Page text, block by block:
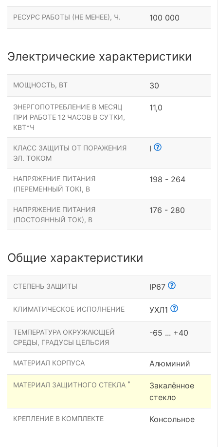
РЕСУРС РАБОТЫ (НЕ МЕНЕЕ), Ч. 100 000
Электрические характеристики
МОЩНОСТЬ, ВТ 30
ЭНЕРГОПОТРЕБЛЕНИЕ В МЕСЯЦ
ПРИ РАБОТЕ 12 ЧАСОВ В СУТКИ,
КВТ*Ч
11,0
КЛАСС ЗАЩИТЫ ОТ ПОРАЖЕНИЯ
ЭЛ. ТОКОМ
I
НАПРЯЖЕНИЕ ПИТАНИЯ
(ПЕРЕМЕННЫЙ ТОК), В
198 - 264
НАПРЯЖЕНИЕ ПИТАНИЯ
(ПОСТОЯННЫЙ ТОК), В
176 - 280
Общие характеристики
СТЕПЕНЬ ЗАЩИТЫ IP67
КЛИМАТИЧЕСКОЕ ИСПОЛНЕНИЕ УХЛ1
ТЕМПЕРАТУРА ОКРУЖАЮЩЕЙ
СРЕДЫ, ГРАДУСЫ ЦЕЛЬСИЯ
-65 ... +40
МАТЕРИАЛ КОРПУСА Алюминий
МАТЕРИАЛ ЗАЩИТНОГО СТЕКЛА *
Закалённое
стекло
КРЕПЛЕНИЕ В КОМПЛЕКТЕ Консольное